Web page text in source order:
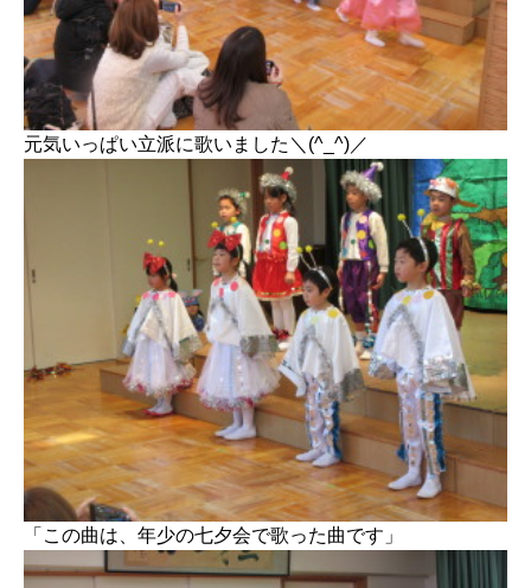
元気いっぱい立派に歌いました＼(^_^)／
「この曲は、年少の七夕会で歌った曲です」